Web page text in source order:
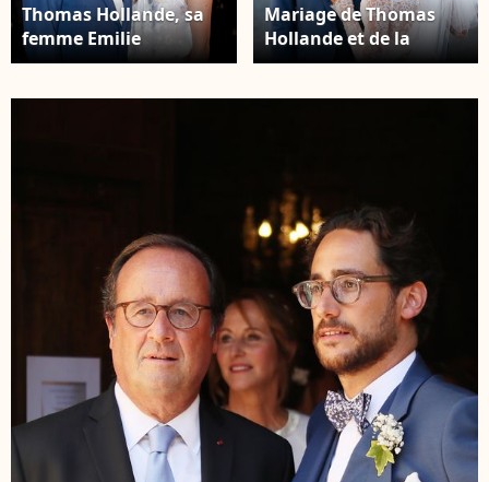
Thomas Hollande, sa
femme Emilie
Broussouloux - Montée
Mariage de Thomas
Hollande et de la
journaliste Emilie
Patrick Bernard-
Guillaume Collet /
Bestimage